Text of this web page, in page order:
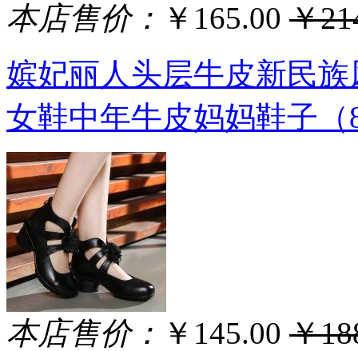
本店售价： ￥165.00 ￥
嫔妃丽人头层牛皮新民
女鞋中年牛皮妈妈鞋子（
本店售价： ￥145.00 ￥